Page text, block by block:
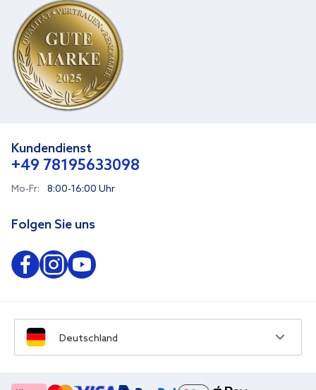
Kundendienst
+49 78195633098
Mo-Fr: 8:00-16:00 Uhr
Folgen Sie uns
Deutschland